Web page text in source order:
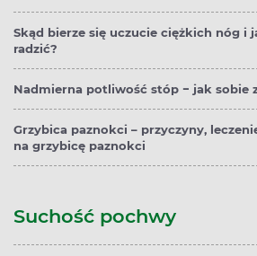
Skąd bierze się uczucie ciężkich nóg i
radzić?
Nadmierna potliwość stóp − jak sobie
Grzybica paznokci – przyczyny,
na grzybicę paznokci
Suchość pochwy